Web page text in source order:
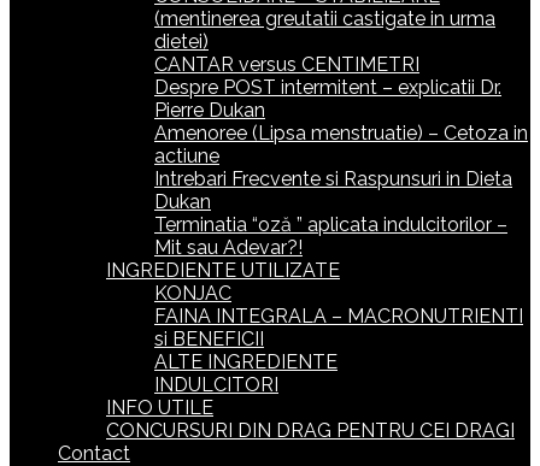
(mentinerea greutatii castigate in urma
dietei)
CANTAR versus CENTIMETRI
Despre POST intermitent – explicatii Dr.
Pierre Dukan
Amenoree (Lipsa menstruatie) – Cetoza in
actiune
Intrebari Frecvente si Raspunsuri in Dieta
Dukan
Terminatia “oză ” aplicata indulcitorilor –
Mit sau Adevar?!
INGREDIENTE UTILIZATE
KONJAC
FAINA INTEGRALA – MACRONUTRIENTI
si BENEFICII
ALTE INGREDIENTE
INDULCITORI
INFO UTILE
CONCURSURI DIN DRAG PENTRU CEI DRAGI
Contact